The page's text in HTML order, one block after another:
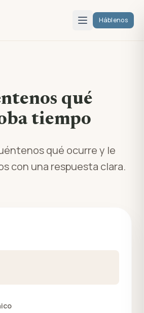
Háblenos
qué
tiempo
qué ocurre y le
con una respuesta clara.